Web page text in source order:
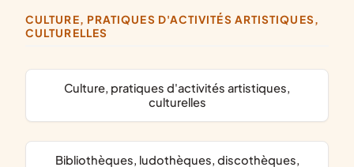
CULTURE, PRATIQUES D'ACTIVITÉS ARTISTIQUES,
CULTURELLES
culture, pratiques d'activités artistiques,
culturelles
bibliothèques, ludothèques, discothèques,